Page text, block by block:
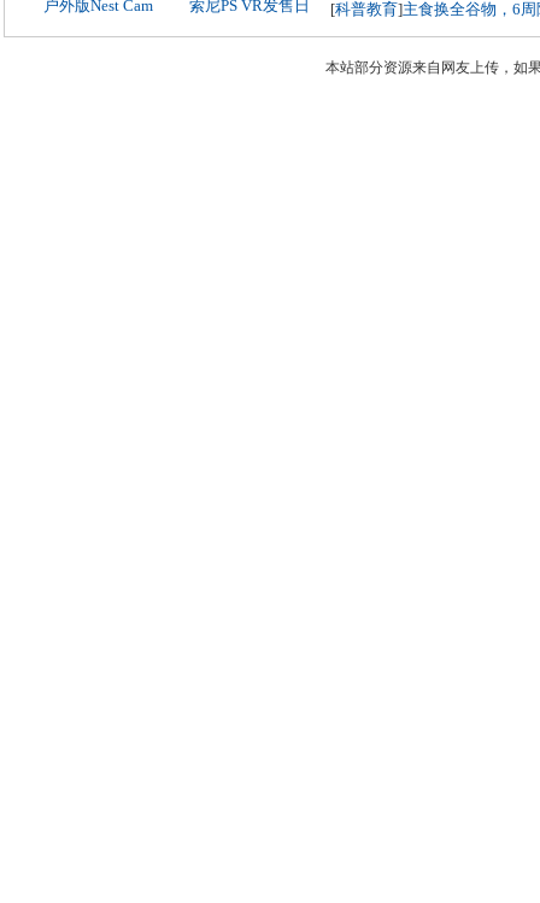
户外版Nest Cam 索尼PS VR发售日 [科普教育]主食换全谷物，6
本站部分资源来自网友上传，如